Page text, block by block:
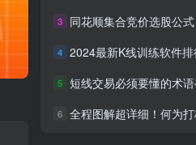
3 同花顺集合竞价选股公式，一招抓涨
4 2024最新K线训练软件排行榜！股民福利，
5 短线交易必须要懂的术语有哪些？股票分时
6 全程图解超详细！何为打板以
登录